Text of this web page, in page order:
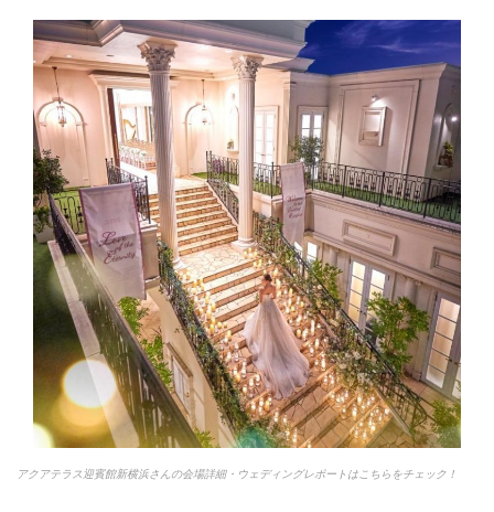
アクアテラス迎賓館新横浜さんの会場詳細・ウェディングレポートはこちらをチェック！